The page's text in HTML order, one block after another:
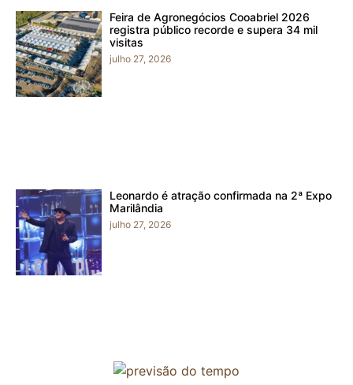
Feira de Agronegócios Cooabriel 2026
registra público recorde e supera 34 mil
visitas
julho 27, 2026
Leonardo é atração confirmada na 2ª Expo
Marilândia
julho 27, 2026